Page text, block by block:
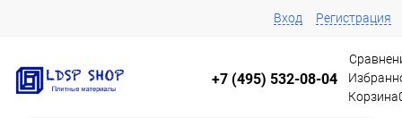
Вход Регистрация
+7 (495) 532-08-04
Корзина